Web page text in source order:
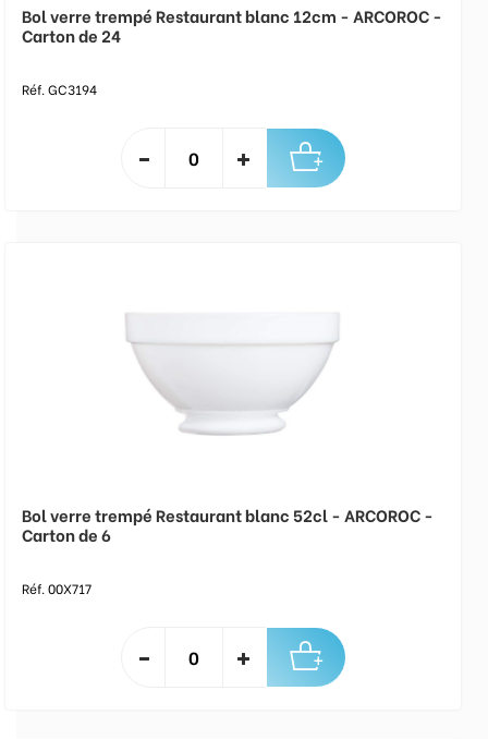
Bol verre trempé Restaurant blanc 12cm - ARCOROC -
Carton de 24
Réf. GC3194
Bol verre trempé Restaurant blanc 52cl - ARCOROC -
Carton de 6
Réf. 00X717